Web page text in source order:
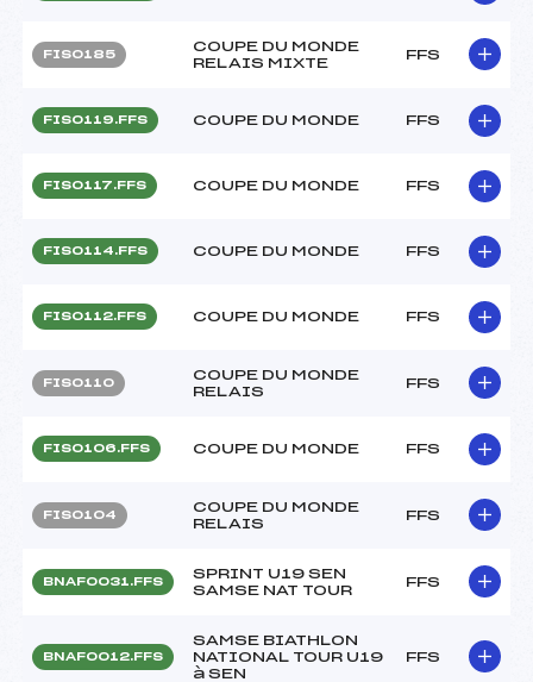
FIS0185
COUPE DU MONDE
RELAIS MIXTE
FFS
FIS0119.FFS COUPE DU MONDE FFS
FIS0117.FFS COUPE DU MONDE FFS
FIS0114.FFS COUPE DU MONDE FFS
FIS0112.FFS COUPE DU MONDE FFS
FIS0110
COUPE DU MONDE
RELAIS
FFS
FIS0106.FFS COUPE DU MONDE FFS
FIS0104
COUPE DU MONDE
RELAIS
FFS
BNAF0031.FFS
SPRINT U19 SEN
SAMSE NAT TOUR
FFS
BNAF0012.FFS
SAMSE BIATHLON
NATIONAL TOUR U19
à SEN
FFS